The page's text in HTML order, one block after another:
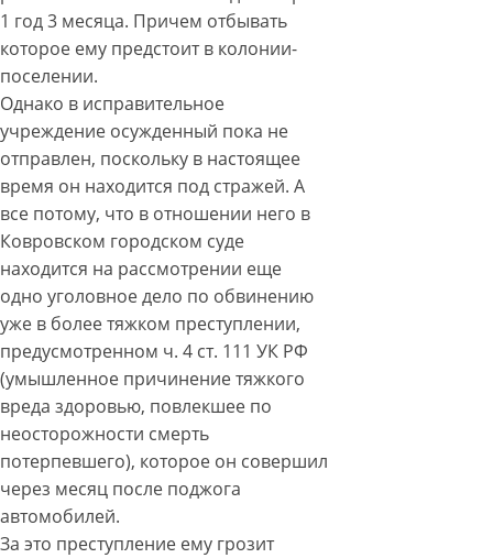
1 год 3 месяца. Причем отбывать
которое ему предстоит в колонии-
поселении.
Однако в исправительное
учреждение осужденный пока не
отправлен, поскольку в настоящее
время он находится под стражей. А
все потому, что в отношении него в
Ковровском городском суде
находится на рассмотрении еще
одно уголовное дело по обвинению
уже в более тяжком преступлении,
предусмотренном ч. 4 ст. 111 УК РФ
(умышленное причинение тяжкого
вреда здоровью, повлекшее по
неосторожности смерть
потерпевшего), которое он совершил
через месяц после поджога
автомобилей.
За это преступление ему грозит